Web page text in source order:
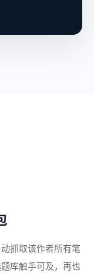
抓取该作者所有笔
库触手可及，再也